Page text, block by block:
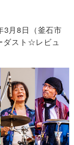
3月8日（釜石市
ダスト☆レビュ